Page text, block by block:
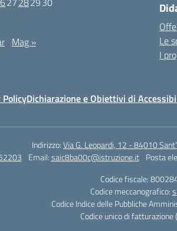
Mag »
Le
I
PolicyDichiarazione e Obiettivi di
Indirizzo:Via G. Leopardi, 12 - 84010
Email:saic8ba00c@istruzione.it Posta
Codice fiscale:
Codice meccanografico:
Codice Indice delle Pubbliche
Codice unico di fatturazione